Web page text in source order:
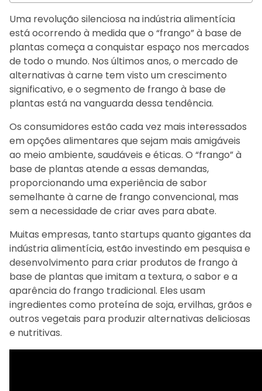
Uma revolução silenciosa na indústria alimentícia
está ocorrendo à medida que o “frango” à base de
plantas começa a conquistar espaço nos mercados
de todo o mundo. Nos últimos anos, o mercado de
alternativas à carne tem visto um crescimento
significativo, e o segmento de frango à base de
plantas está na vanguarda dessa tendência.
Os consumidores estão cada vez mais interessados
em opções alimentares que sejam mais amigáveis
ao meio ambiente, saudáveis e éticas. O “frango” à
base de plantas atende a essas demandas,
proporcionando uma experiência de sabor
semelhante à carne de frango convencional, mas
sem a necessidade de criar aves para abate.
Muitas empresas, tanto startups quanto gigantes da
indústria alimentícia, estão investindo em pesquisa e
desenvolvimento para criar produtos de frango à
base de plantas que imitam a textura, o sabor e a
aparência do frango tradicional. Eles usam
ingredientes como proteína de soja, ervilhas, grãos e
outros vegetais para produzir alternativas deliciosas
e nutritivas.